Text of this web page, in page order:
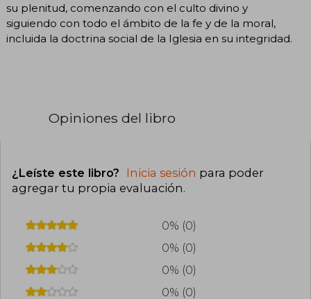
su plenitud, comenzando con el culto divino y
siguiendo con todo el ámbito de la fe y de la moral,
incluida la doctrina social de la Iglesia en su integridad.
Opiniones del libro
¿Leíste este libro? Inicia sesión para poder
agregar tu propia evaluación.
0% (0)
0% (0)
0% (0)
0% (0)